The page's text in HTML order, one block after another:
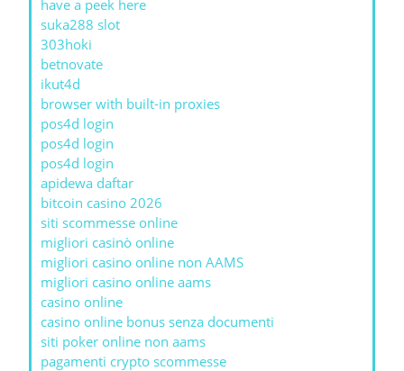
have a peek here
suka288 slot
303hoki
betnovate
ikut4d
browser with built-in proxies
pos4d login
pos4d login
pos4d login
apidewa daftar
bitcoin casino 2026
siti scommesse online
migliori casinò online
migliori casino online non AAMS
migliori casino online aams
casino online
casino online bonus senza documenti
siti poker online non aams
pagamenti crypto scommesse